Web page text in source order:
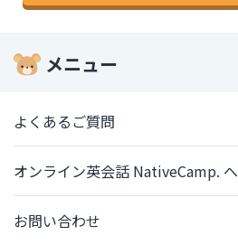
メニュー
よくあるご質問
オンライン英会話 NativeCamp. へ
お問い合わせ